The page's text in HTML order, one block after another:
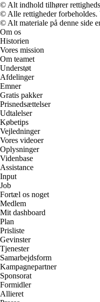
© Alt indhold tilhører
© Alle rettigheder forbeholdes.
© Alt materiale på denne side
Om os
Historien
Vores mission
Om teamet
Understøt
Afdelinger
Emner
Gratis pakker
Prisnedsættelser
Udtalelser
Købetips
Vejledninger
Vores videoer
Oplysninger
Videnbase
Assistance
Input
Job
Fortæl os noget
Medlem
Mit dashboard
Plan
Prisliste
Gevinster
Tjenester
Samarbejdsform
Kampagnepartner
Sponsorat
Formidler
Allieret